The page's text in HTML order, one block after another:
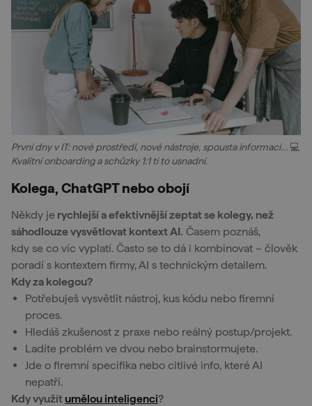
První dny v IT: nové prostředí, nové nástroje, spousta informací… 💻
Kvalitní onboarding a schůzky 1:1 ti to usnadní.
Kolega, ChatGPT nebo obojí
Někdy je rychlejší a efektivnější zeptat se kolegy, než
sáhodlouze vysvětlovat kontext AI. Časem poznáš,
kdy se co víc vyplatí. Často se to dá i kombinovat – člověk
poradí s kontextem firmy, AI s technickým detailem.
Kdy za kolegou?
Potřebuješ vysvětlit nástroj, kus kódu nebo firemní
proces.
Hledáš zkušenost z praxe nebo reálný postup/projekt.
Ladíte problém ve dvou nebo brainstormujete.
Jde o firemní specifika nebo citlivé info, které AI
nepatří.
Kdy využítumělou inteligenci?